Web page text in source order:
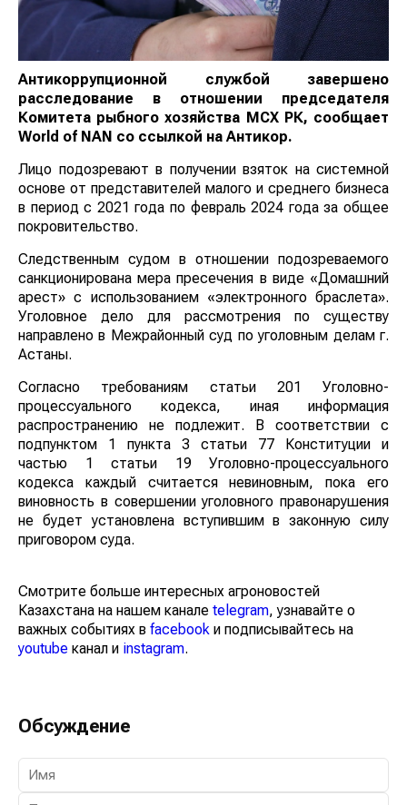
Антикоррупционной службой завершено
расследование в отношении председателя
Комитета рыбного хозяйства МСХ РК, сообщает
World of NAN со ссылкой на Антикор.
Лицо подозревают в получении взяток на системной
основе от представителей малого и среднего бизнеса
в период с 2021 года по февраль 2024 года за общее
покровительство.
Следственным судом в отношении подозреваемого
санкционирована мера пресечения в виде «Домашний
арест» с использованием «электронного браслета».
Уголовное дело для рассмотрения по существу
направлено в Межрайонный суд по уголовным делам г.
Астаны.
Согласно требованиям статьи 201 Уголовно-
процессуального кодекса, иная информация
распространению не подлежит. В соответствии с
подпунктом 1 пункта 3 статьи 77 Конституции и
частью 1 статьи 19 Уголовно-процессуального
кодекса каждый считается невиновным, пока его
виновность в совершении уголовного правонарушения
не будет установлена вступившим в законную силу
приговором суда.
Смотрите больше интересных агроновостей
Казахстана на нашем канале telegram, узнавайте о
важных событиях в facebook и подписывайтесь на
youtube канал и instagram.
Обсуждение